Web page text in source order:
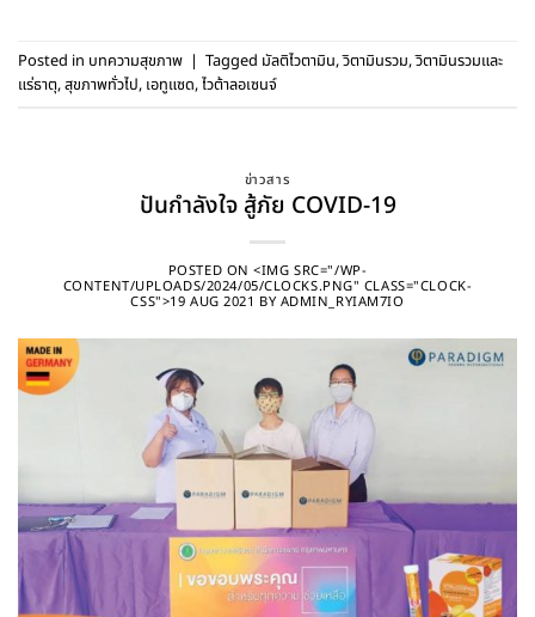
Posted in บทความสุขภาพ | Tagged มัลติไวตามิน,วิตามินรวม,วิตามินรวมและ
แร่ธาตุ,สุขภาพทั่วไป, เอทูแซด,ไวต้าลอเซนจ์
ข่าวสาร
ปันกำลังใจ สู้ภัย COVID-19
POSTED ON<IMG SRC="/WP-
CONTENT/UPLOADS/2024/05/CLOCKS.PNG" CLASS="CLOCK-
CSS">19 AUG 2021 BYADMIN_RYIAM7IO